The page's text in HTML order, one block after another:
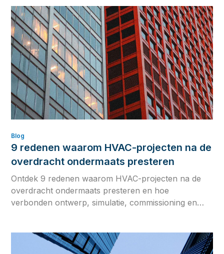
Blog
9 redenen waarom HVAC-projecten na de
overdracht ondermaats presteren
Ontdek 9 redenen waarom HVAC-projecten na de
overdracht ondermaats presteren en hoe
verbonden ontwerp, simulatie, commissioning en